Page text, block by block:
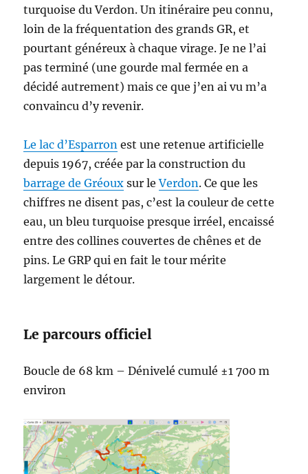
turquoise du Verdon. Un itinéraire peu connu,
loin de la fréquentation des grands GR, et
pourtant généreux à chaque virage. Je ne l’ai
pas terminé (une gourde mal fermée en a
décidé autrement) mais ce que j’en ai vu m’a
convaincu d’y revenir.
Le lac d’Esparron est une retenue artificielle
depuis 1967, créée par la construction du
barrage de Gréoux sur leVerdon. Ce que les
chiffres ne disent pas, c’est la couleur de cette
eau, un bleu turquoise presque irréel, encaissé
entre des collines couvertes de chênes et de
pins. Le GRP qui en fait le tour mérite
largement le détour.
Le parcours officiel
Boucle de 68 km – Dénivelé cumulé ±1 700 m
environ